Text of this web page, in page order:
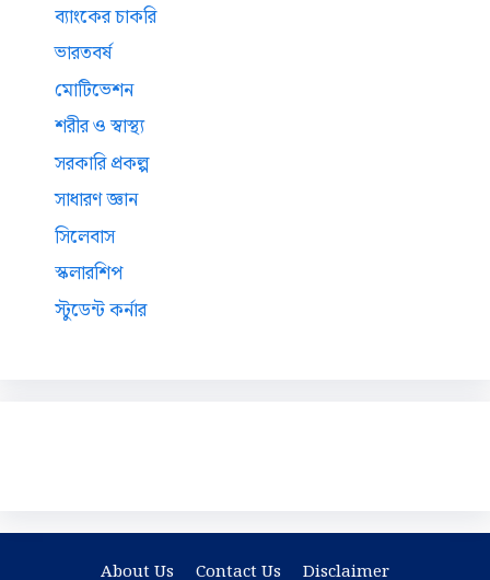
ব্যাংকের চাকরি
ভারতবর্ষ
মোটিভেশন
শরীর ও স্বাস্থ্য
সরকারি প্রকল্প
সাধারণ জ্ঞান
সিলেবাস
স্কলারশিপ
স্টুডেন্ট কর্নার
About Us Contact Us Disclaimer